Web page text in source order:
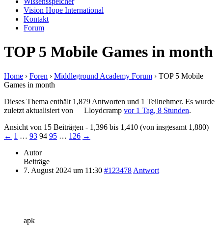
Vision Hope International
Kontakt
Forum
TOP 5 Mobile Games in month
Home › Foren › Middleground Academy Forum › TOP 5 Mobile
Games in month
Dieses Thema enthält 1,879 Antworten und 1 Teilnehmer. Es wurde
zuletzt aktualisiert von
Lloydcramp vor 1 Tag, 8 Stunden.
Ansicht von 15 Beiträgen - 1,396 bis 1,410 (von insgesamt 1,880)
← 1 … 93 94 95 … 126 →
Autor
Beiträge
7. August 2024 um 11:30 #123478 Antwort
apk